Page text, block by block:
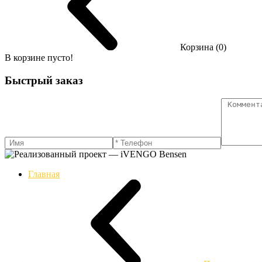
Корзина (0)
В корзине пусто!
Быстрый заказ
Главная